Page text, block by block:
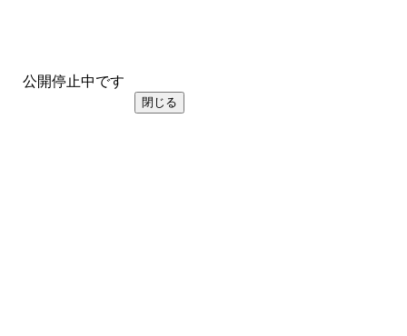
公開停止中です